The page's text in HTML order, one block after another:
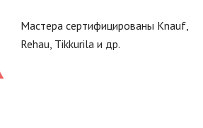
Мастера сертифицированы Knauf,
Rehau, Tikkurila и др.